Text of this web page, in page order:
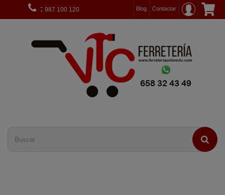
Contactar
: 987 100 120 Blog